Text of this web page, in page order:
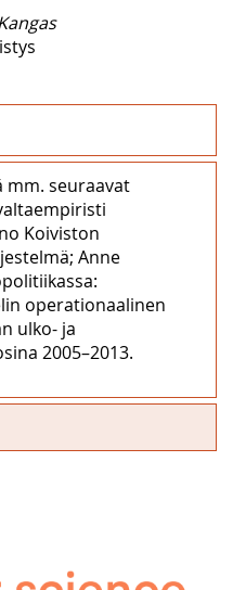
mm. seuraavat
Koiviston
Anne
operationaalinen
ulko- ja
2005–2013.